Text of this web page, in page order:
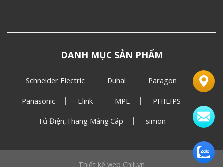
DANH MỤC SẢN PHẨM
Schneider Electric Duhal Paragon
Panasonic Elink MPE PHILIPS
Tủ Điện,Thang Máng Cáp simon
Thiết kế web Chili.vn